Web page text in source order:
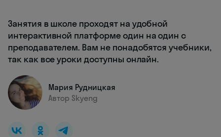
Занятия в школе проходят на удобной
интерактивной платформе один на один с
преподавателем. Вам не понадобятся учебники,
так как все уроки доступны онлайн.
Мария Рудницкая
Автор Skyeng